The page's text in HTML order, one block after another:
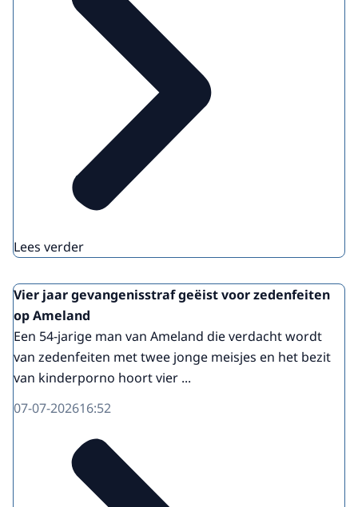
Lees verder
Vier jaar gevangenisstraf geëist voor zedenfeiten
op Ameland
Een 54-jarige man van Ameland die verdacht wordt
van zedenfeiten met twee jonge meisjes en het bezit
van kinderporno hoort vier ...
07-07-202616:52